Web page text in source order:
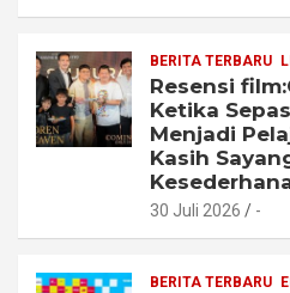
BERITA TERBARU
Resensi
Ketika
Menjadi
Kasih
30 Juli 2026 -
BERITA TERBARU